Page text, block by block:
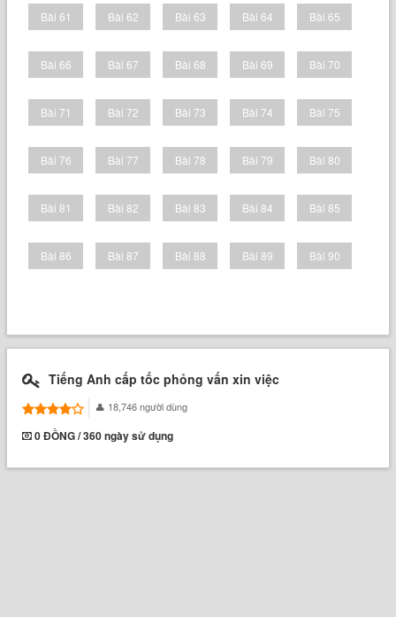
Bài 61 Bài 62 Bài 63 Bài 64 Bài 65
Bài 66 Bài 67 Bài 68 Bài 69 Bài 70
Bài 71 Bài 72 Bài 73 Bài 74 Bài 75
Bài 76 Bài 77 Bài 78 Bài 79 Bài 80
Bài 81 Bài 82 Bài 83 Bài 84 Bài 85
Bài 86 Bài 87 Bài 88 Bài 89 Bài 90
Tiếng Anh cấp tốc phỏng vấn xin việc
18,746 người dùng
0 ĐỒNG / 360 ngày sử dụng